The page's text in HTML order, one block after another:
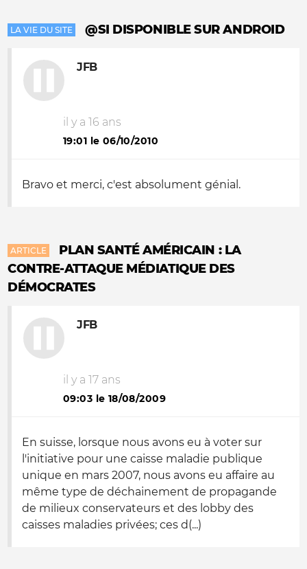
LA VIE DU SITE @SI DISPONIBLE SUR ANDROID
JFB
il y a 16 ans
19:01 le 06/10/2010
Bravo et merci, c'est absolument génial.
ARTICLE
PLAN SANTÉ AMÉRICAIN : LA
CONTRE-ATTAQUE MÉDIATIQUE DES
DÉMOCRATES
JFB
il y a 17 ans
09:03 le 18/08/2009
En suisse, lorsque nous avons eu à voter sur
l'initiative pour une caisse maladie publique
unique en mars 2007, nous avons eu affaire au
même type de déchainement de propagande
de milieux conservateurs et des lobby des
caisses maladies privées; ces d(...)